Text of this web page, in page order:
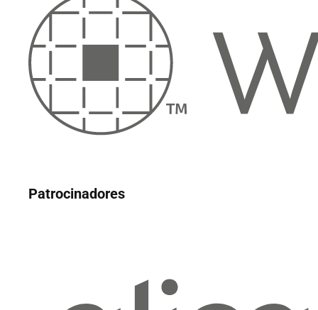
Patrocinadores